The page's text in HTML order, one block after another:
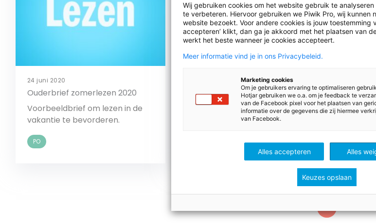
24 juni 2020
Ouderbrief zomerlezen 2020
Voorbeeldbrief om lezen in de
vakantie te bevorderen.
PO
Thuislezen: Mijn boek
De campagne 'Ik lees thuis'
stimuleert kinderen om thuis te
In dit
PO
1 … 3 4 5 …
Wij gebruiken cookies om het website gebruik te
te verbeteren. Hiervoor gebruiken we Piwik Pro, wij kunnen
website bezoekt. Voor andere cookies is jouw toestemming
accepteren’ klikt, dan ga je akkoord met het plaatsen van
werkt het beste wanneer je cookies accepteert.
Meer informatie vind je in ons Privacybeleid.
Marketing cookies
Om je gebruikers ervaring te optimaliseren
Hotjar gebruiken we o.a. om je feedback te
van de Facebook pixel voor het plaatsen van
informatie over de gegevens die zij hiermee
van Facebook.
Alles accepteren Alles
Keuzes opslaan